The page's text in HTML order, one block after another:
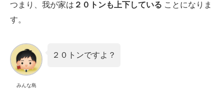
つまり、我が家は ２０トンも上下している ことになりま
す。
みんな島
２０トンですよ？